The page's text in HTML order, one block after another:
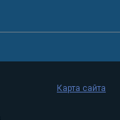
Карта сайта